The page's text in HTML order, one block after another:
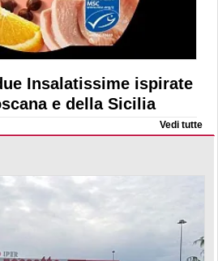
Insalatissime ispirate
e della Sicilia
Vedi tutte